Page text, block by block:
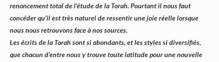
renoncement total de l’étude de la Torah. Pourtant il nous faut
concéder qu’il est très naturel de ressentir une joie réelle lorsque
nous nous retrouvons face à nos sources.
Les écrits de la Torah sont si abondants, et les styles si diversifiés,
que chacun d’entre nous y trouve toute latitude pour une nouvelle